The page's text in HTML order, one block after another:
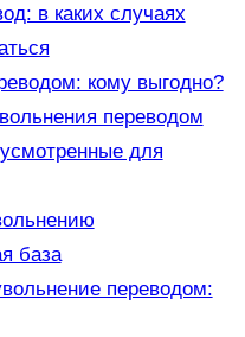
в каких случаях
кому выгодно?
переводом
для
база
переводом: